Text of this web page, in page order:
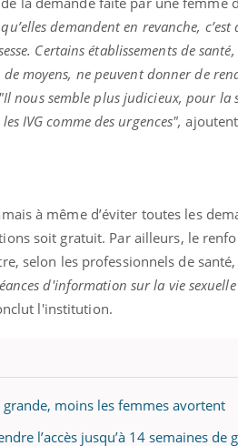
demandent en revanche,
Certains établissements de
moyens, ne peuvent donner de
"Il nous semble plus judicieux, pour la
IVG comme des urgences",
à même d’éviter toutes les
soit gratuit. Par ailleurs, le
selon les professionnels de
d'information sur la vie
l'institution.
grande, moins les femmes avortent
l’accès jusqu’à 14 semaines de